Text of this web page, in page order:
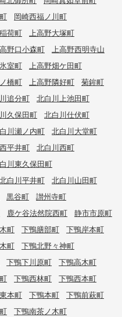
岡崎西福ノ川町
荷町
上高野大塚町
野口小森町
上高野西明寺山
室町
上高野畑ケ田町
橋町 上高野隣好町
菊鉾町
追分町
北白川上池田町
久保田町
北白川仕伏町
川瀬ノ内町
北白川大堂町
平井町
北白川西町
川東久保田町
北白川平井町
北白川山田町
黒谷町
讃州寺町
鹿ケ谷法然院西町
静市市原町
町 下鴨膳部町
下鴨岸本町
町
下鴨北野々神町
下鴨下川原町
下鴨高木町
下鴨西林町
下鴨西本町
本町 下鴨本町
下鴨前萩町
下鴨南茶ノ木町